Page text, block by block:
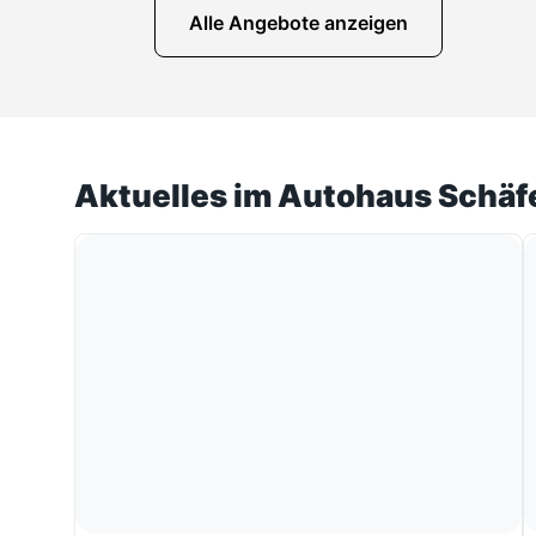
Alle Angebote anzeigen
Aktuelles im Autohaus